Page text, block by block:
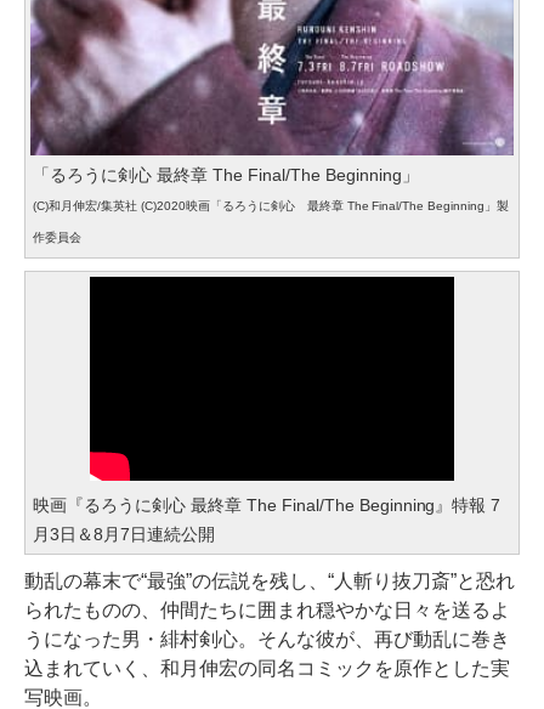
「るろうに剣心 最終章 The Final/The Beginning」
(C)和月伸宏/集英社 (C)2020映画「るろうに剣心 最終章 The Final/The Beginning」製
作委員会
映画『るろうに剣心 最終章 The Final/The Beginning』特報 7
月3日＆8月7日連続公開
動乱の幕末で“最強”の伝説を残し、“人斬り抜刀斎”と恐れ
られたものの、仲間たちに囲まれ穏やかな日々を送るよ
うになった男・緋村剣心。そんな彼が、再び動乱に巻き
込まれていく、和月伸宏の同名コミックを原作とした実
写映画。